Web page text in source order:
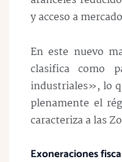
y acceso a
En este nuevo
clasifica como
industriales», lo
plenamente el
caracteriza a las
Exoneraciones